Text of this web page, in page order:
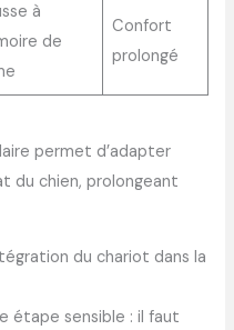
à
de
Confort
prolongé
permet d’adapter
du chien, prolongeant
du chariot dans la
étape sensible : il faut